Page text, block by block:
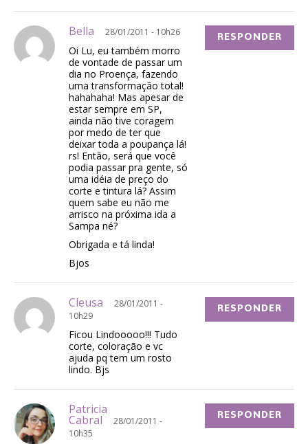
Bella 28/01/2011 - 10h26
Oi Lu, eu também morro
de vontade de passar um
dia no Proença, fazendo
uma transformação total!
hahahaha! Mas apesar de
estar sempre em SP,
ainda não tive coragem
por medo de ter que
deixar toda a poupança lá!
rs! Então, será que você
podia passar pra gente, só
uma idéia de preço do
corte e tintura lá? Assim
quem sabe eu não me
arrisco na próxima ida a
Sampa né?
Obrigada e tá linda!
Bjos
RESPONDER
Cleusa
28/01/2011 -
10h29
Ficou Lindooooo!!! Tudo
corte, coloração e vc
ajuda pq tem um rosto
lindo. Bjs
RESPONDER
Patricia
Cabral
28/01/2011 -
10h35
RESPONDER